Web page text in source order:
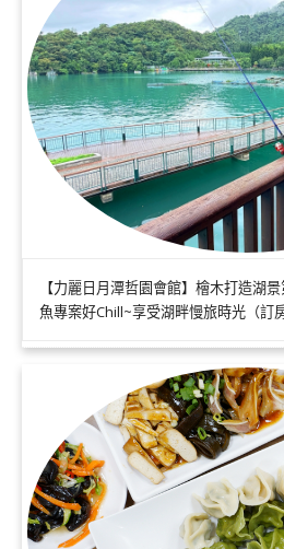
【力麗日月潭哲園會館】檜木打造湖
魚專案好Chill~享受湖畔慢旅時光（訂